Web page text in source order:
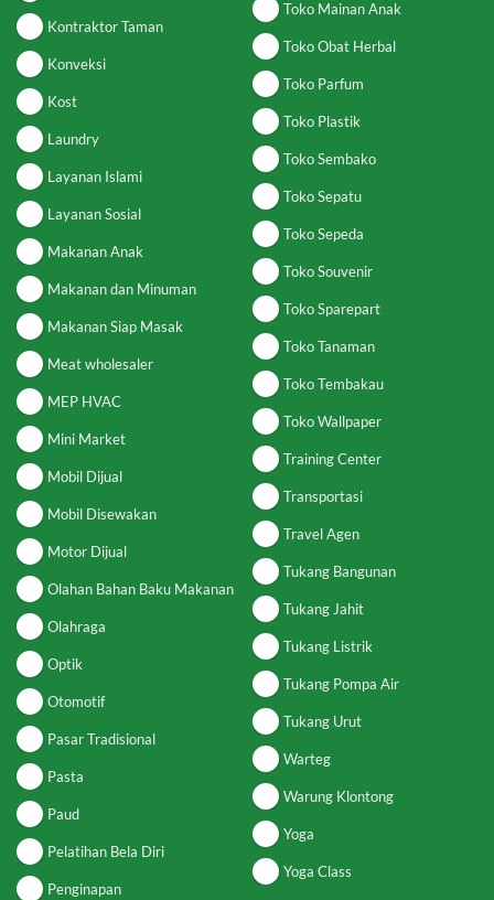
Kontraktor Taman
Konveksi
Kost
Laundry
Layanan Islami
Layanan Sosial
Makanan Anak
Makanan dan Minuman
Makanan Siap Masak
Meat wholesaler
MEP HVAC
Mini Market
Mobil Dijual
Mobil Disewakan
Motor Dijual
Olahan Bahan Baku Makanan
Olahraga
Optik
Otomotif
Pasar Tradisional
Pasta
Paud
Pelatihan Bela Diri
Penginapan
Toko Mainan Anak
Toko Obat Herbal
Toko Parfum
Toko Plastik
Toko Sembako
Toko Sepatu
Toko Sepeda
Toko Souvenir
Toko Sparepart
Toko Tanaman
Toko Tembakau
Toko Wallpaper
Training Center
Transportasi
Travel Agen
Tukang Bangunan
Tukang Jahit
Tukang Listrik
Tukang Pompa Air
Tukang Urut
Warteg
Warung Klontong
Yoga
Yoga Class